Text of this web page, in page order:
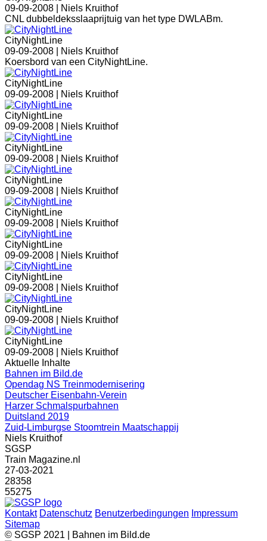
09-09-2008 |
Niels Kruithof
CNL dubbeldeksslaaprijtuig van het type DWLABm.
CityNightLine
09-09-2008 |
Niels Kruithof
Koersbord van een CityNightLine.
CityNightLine
09-09-2008 |
Niels Kruithof
CityNightLine
09-09-2008 |
Niels Kruithof
CityNightLine
09-09-2008 |
Niels Kruithof
CityNightLine
09-09-2008 |
Niels Kruithof
CityNightLine
09-09-2008 |
Niels Kruithof
CityNightLine
09-09-2008 |
Niels Kruithof
CityNightLine
09-09-2008 |
Niels Kruithof
CityNightLine
09-09-2008 |
Niels Kruithof
CityNightLine
09-09-2008 |
Niels Kruithof
Aktuelle Inhalte
Bahnen im Bild.de
Opendag NS Treinmodernisering
Deutscher Eisenbahn-Verein
Harzer Schmalspurbahnen
Duitsland 2019
Zuid-Limburgse Stoomtrein Maatschappij
Niels Kruithof
SGSP
Train Magazine.nl
27-03-2021
28358
55275
Kontakt Datenschutz Benutzerbedingungen Impressum
Sitemap
© SGSP 2021 | Bahnen im Bild.de